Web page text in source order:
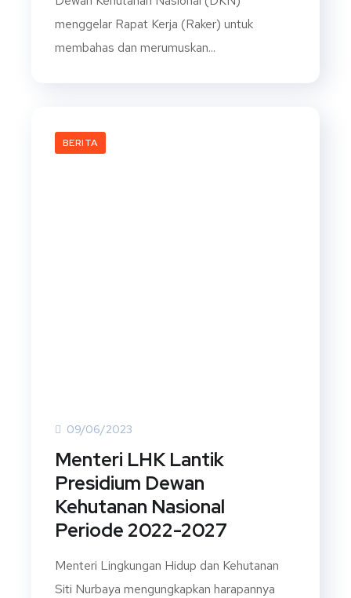
menggelar Rapat Kerja (Raker) untuk
membahas dan merumuskan...
BERITA
09/06/2023
Menteri LHK Lantik
Presidium Dewan
Kehutanan Nasional
Periode 2022-2027
Menteri Lingkungan Hidup dan Kehutanan
Siti Nurbaya mengungkapkan harapannya